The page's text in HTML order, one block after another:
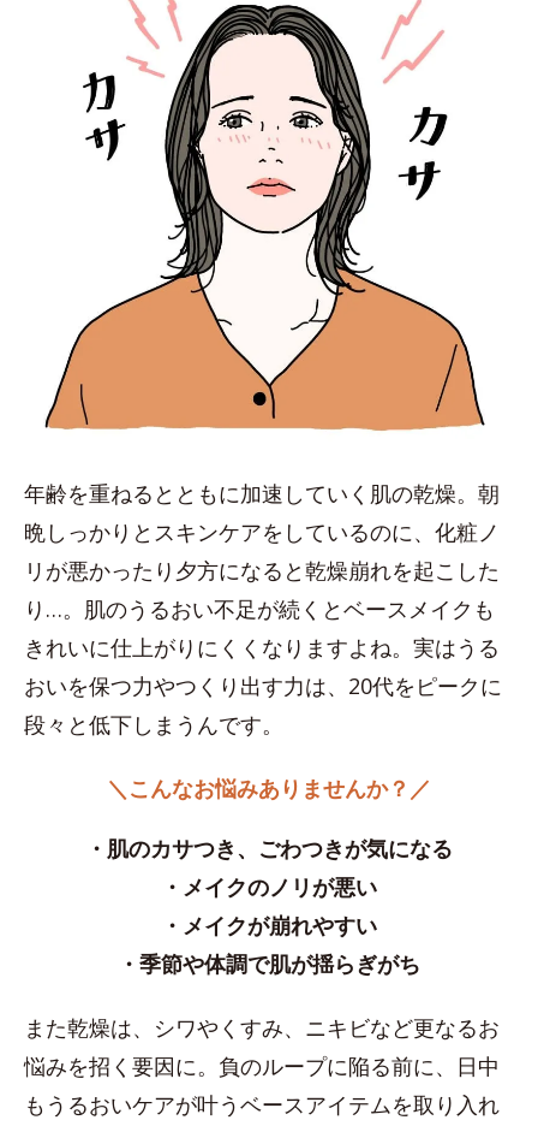
年齢を重ねるとともに加速していく肌の乾燥。朝
晩しっかりとスキンケアをしているのに、化粧ノ
リが悪かったり夕方になると乾燥崩れを起こした
り…。肌のうるおい不足が続くとベースメイクも
きれいに仕上がりにくくなりますよね。実はうる
おいを保つ力やつくり出す力は、20代をピークに
段々と低下しまうんです。
＼こんなお悩みありませんか？／
・肌のカサつき、ごわつきが気になる
・メイクのノリが悪い
・メイクが崩れやすい
・季節や体調で肌が揺らぎがち
また乾燥は、シワやくすみ、ニキビなど更なるお
悩みを招く要因に。負のループに陥る前に、日中
もうるおいケアが叶うベースアイテムを取り入れ